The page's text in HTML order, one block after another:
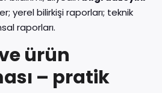
yerel bilirkişi raporları; teknik
raporları.
ürün
– pratik